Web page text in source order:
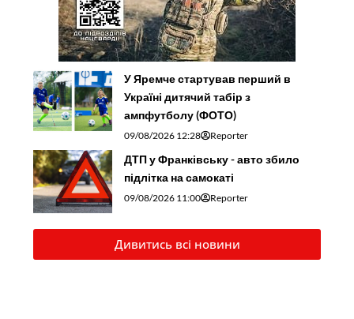
У Яремче стартував перший в
Україні дитячий табір з
ампфутболу (ФОТО)
09/08/2026 12:28 Reporter
ДТП у Франківську - авто збило
підлітка на самокаті
09/08/2026 11:00 Reporter
Дивитись всі новини